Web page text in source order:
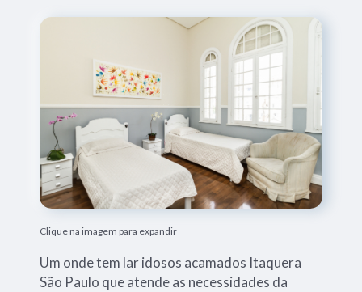
Clique na imagem para expandir
Um onde tem lar idosos acamados Itaquera
São Paulo que atende as necessidades da